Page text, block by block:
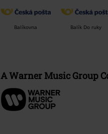
Balíkovna Balík Do ruky
A Warner Music Group